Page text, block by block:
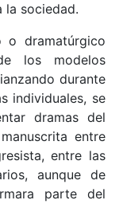
la sociedad.
o dramatúrgico
los modelos
durante
individuales, se
dramas del
entre
entre las
aunque de
parte del